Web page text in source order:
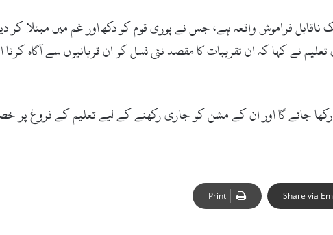
ناقابل فراموش واقعہ ہے، جس نے پوری قوم کو دکھ اور غم میں مبتلا کر
کہا کہ ان تقریبات کا مقصد نئی نسل کو ان قربانیوں سے آگاہ کرنا
رکھا جائے گا اور ان کے مشن کو جاری رکھنے کے لیے تعلیم کے فروغ
Share via
Print